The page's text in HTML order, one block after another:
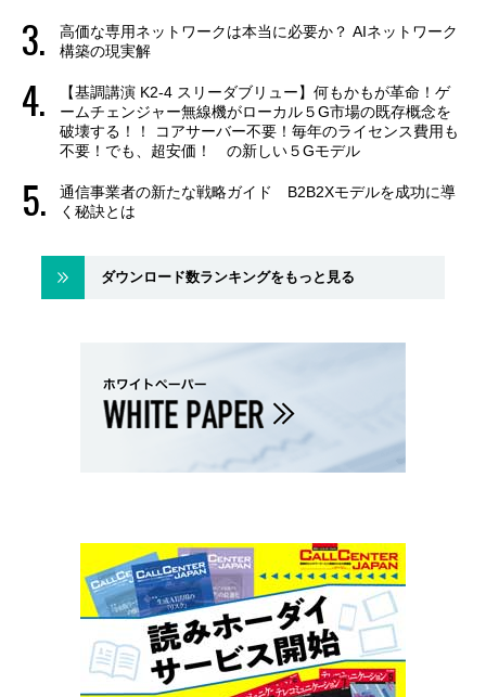
高価な専用ネットワークは本当に必要か？ AIネットワーク
構築の現実解
【基調講演 K2-4 スリーダブリュー】何もかもが革命！ゲ
ームチェンジャー無線機がローカル５G市場の既存概念を
破壊する！！ コアサーバー不要！毎年のライセンス費用も
不要！でも、超安価！ の新しい５Gモデル
通信事業者の新たな戦略ガイド B2B2Xモデルを成功に導
く秘訣とは
ダウンロード数ランキングをもっと見る